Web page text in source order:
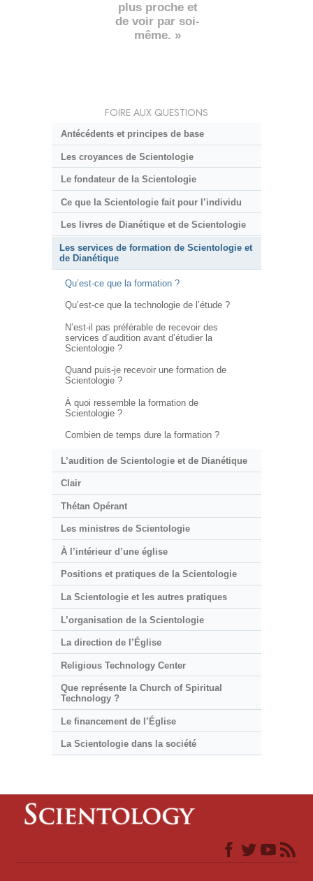
plus proche et
de voir par soi-
même. »
FOIRE AUX QUESTIONS
Antécédents et principes de base
Les croyances de Scientologie
Le fondateur de la Scientologie
Ce que la Scientologie fait pour l’individu
Les livres de Dianétique et de Scientologie
Les services de formation de Scientologie et
de Dianétique
Qu’est-ce que la formation ?
Qu’est-ce que la technologie de l’étude ?
N’est-il pas préférable de recevoir des
services d’audition avant d’étudier la
Scientologie ?
Quand puis-je recevoir une formation de
Scientologie ?
À quoi ressemble la formation de
Scientologie ?
Combien de temps dure la formation ?
L’audition de Scientologie et de Dianétique
Clair
Thétan Opérant
Les ministres de Scientologie
À l’intérieur d’une église
Positions et pratiques de la Scientologie
La Scientologie et les autres pratiques
L’organisation de la Scientologie
La direction de l’Église
Religious Technology Center
Que représente la Church of Spiritual
Technology ?
Le financement de l’Église
La Scientologie dans la société